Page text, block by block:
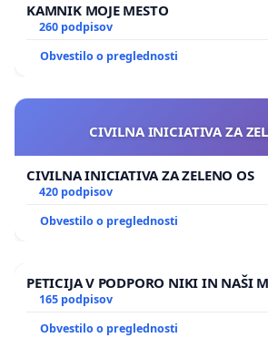
KAMNIK MOJE MESTO
260 podpisov
Obvestilo o preglednosti
CIVILNA INICIATIVA ZA
CIVILNA INICIATIVA ZA ZELENO OS
420 podpisov
Obvestilo o preglednosti
PETICIJA V PODPORO NIKI IN NAŠI
165 podpisov
Obvestilo o preglednosti